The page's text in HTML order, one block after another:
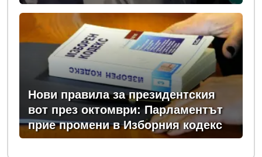
Нови правила за президентския
вот през октомври: Парламентът
прие промени в Изборния кодекс